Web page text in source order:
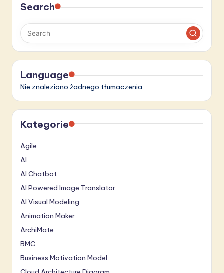
Search
Language
Nie znaleziono żadnego tłumaczenia
Kategorie
Agile
AI
AI Chatbot
AI Powered Image Translator
AI Visual Modeling
Animation Maker
ArchiMate
BMC
Business Motivation Model